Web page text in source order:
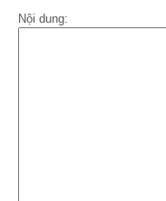
Nội dung: